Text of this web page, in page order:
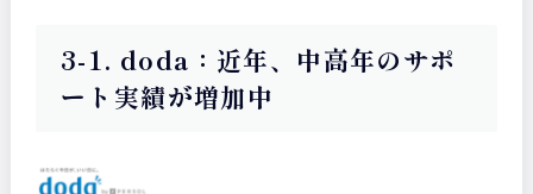
3-1. doda：近年、中高年のサポ
ート実績が増加中